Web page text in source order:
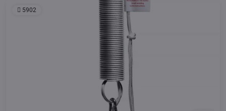
5902